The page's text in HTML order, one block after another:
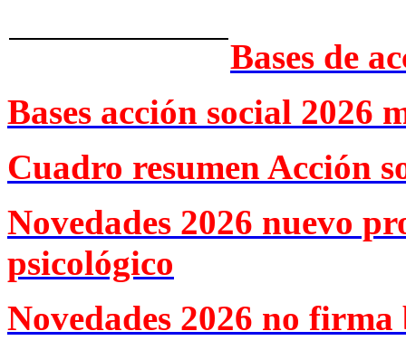
Bases de
Bases acción social 2026
Cuadro resumen Acción
Novedades 2026 nuevo
psicológico
Novedades 2026 no firma